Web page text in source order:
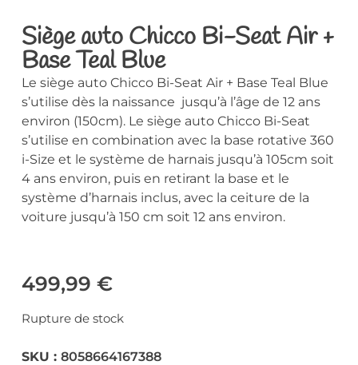
Siège auto Chicco Bi-Seat Air +
Base Teal Blue
Le siège auto Chicco Bi-Seat Air + Base Teal Blue
s’utilise dès la naissance jusqu’à l’âge de 12 ans
environ (150cm). Le siège auto Chicco Bi-Seat
s’utilise en combination avec la base rotative 360
i-Size et le système de harnais jusqu’à 105cm soit
4 ans environ, puis en retirant la base et le
système d’harnais inclus, avec la ceiture de la
voiture jusqu’à 150 cm soit 12 ans environ.
499,99 €
Rupture de stock
SKU : 8058664167388